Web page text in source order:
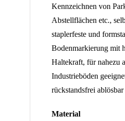
Kennzeichnen von
Abstellflächen etc.,
staplerfeste und
Bodenmarkierung mit
Haltekraft, für nahezu
Industrieböden
rückstandsfrei ablösbar
Material